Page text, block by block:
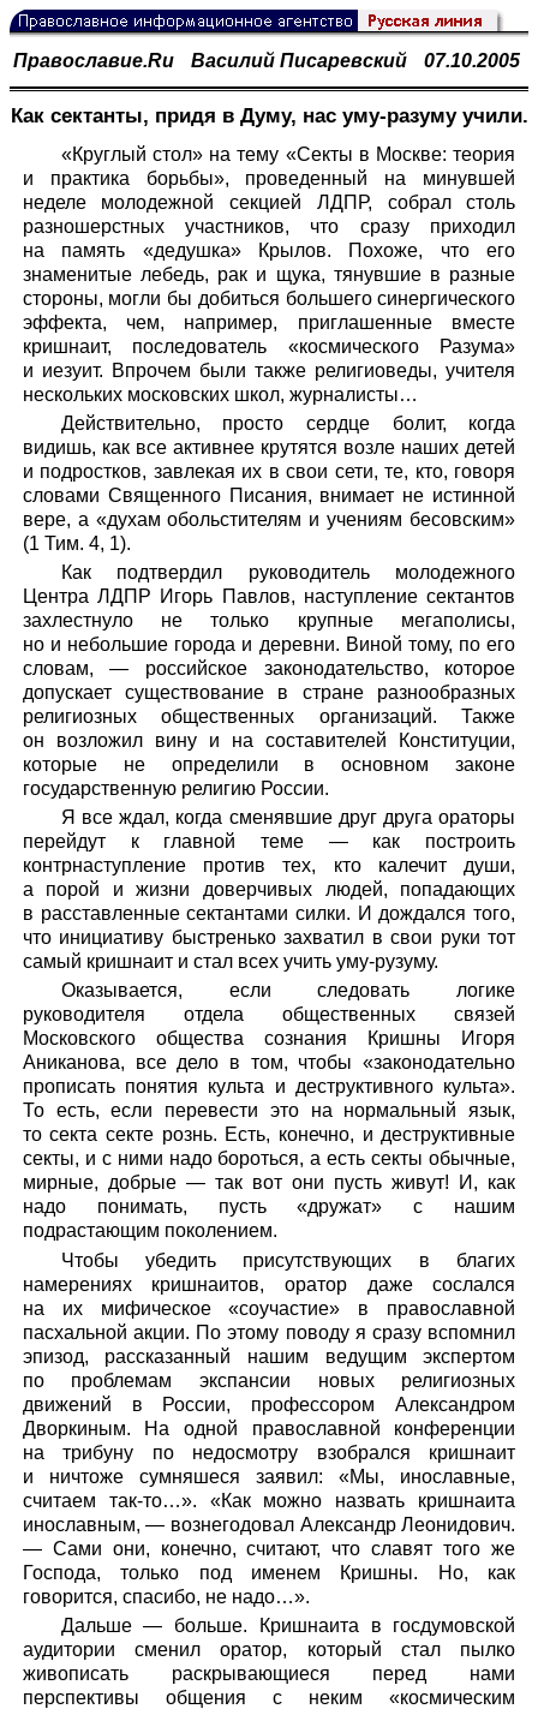
Православие.Ru Василий Писаревский 07.10.2005
Как сектанты, придя в Думу, нас уму-разуму учили.
«Круглый стол» на тему «Секты в Москве: теория
и практика борьбы», проведенный на минувшей
неделе молодежной секцией ЛДПР, собрал столь
разношерстных участников, что сразу приходил
на память «дедушка» Крылов. Похоже, что его
знаменитые лебедь, рак и щука, тянувшие в разные
стороны, могли бы добиться большего синергического
эффекта, чем, например, приглашенные вместе
кришнаит, последователь «космического Разума»
и иезуит. Впрочем были также религиоведы, учителя
нескольких московских школ, журналисты…
Действительно, просто сердце болит, когда
видишь, как все активнее крутятся возле наших детей
и подростков, завлекая их в свои сети, те, кто, говоря
словами Священного Писания, внимает не истинной
вере, а «духам обольстителям и учениям бесовским»
(1 Тим. 4, 1).
Как подтвердил руководитель молодежного
Центра ЛДПР Игорь Павлов, наступление сектантов
захлестнуло не только крупные мегаполисы,
но и небольшие города и деревни. Виной тому, по его
словам, — российское законодательство, которое
допускает существование в стране разнообразных
религиозных общественных организаций. Также
он возложил вину и на составителей Конституции,
которые не определили в основном законе
государственную религию России.
Я все ждал, когда сменявшие друг друга ораторы
перейдут к главной теме — как построить
контрнаступление против тех, кто калечит души,
а порой и жизни доверчивых людей, попадающих
в расставленные сектантами силки. И дождался того,
что инициативу быстренько захватил в свои руки тот
самый кришнаит и стал всех учить уму-рузуму.
Оказывается, если следовать логике
руководителя отдела общественных связей
Московского общества сознания Кришны Игоря
Аниканова, все дело в том, чтобы «законодательно
прописать понятия культа и деструктивного культа».
То есть, если перевести это на нормальный язык,
то секта секте рознь. Есть, конечно, и деструктивные
секты, и с ними надо бороться, а есть секты обычные,
мирные, добрые — так вот они пусть живут! И, как
надо понимать, пусть «дружат» с нашим
подрастающим поколением.
Чтобы убедить присутствующих в благих
намерениях кришнаитов, оратор даже сослался
на их мифическое «соучастие» в православной
пасхальной акции. По этому поводу я сразу вспомнил
эпизод, рассказанный нашим ведущим экспертом
по проблемам экспансии новых религиозных
движений в России, профессором Александром
Дворкиным. На одной православной конференции
на трибуну по недосмотру взобрался кришнаит
и ничтоже сумняшеся заявил: «Мы, инославные,
считаем так-то…». «Как можно назвать кришнаита
инославным, — вознегодовал Александр Леонидович.
— Сами они, конечно, считают, что славят того же
Господа, только под именем Кришны. Но, как
говорится, спасибо, не надо…».
Дальше — больше. Кришнаита в госдумовской
аудитории сменил оратор, который стал пылко
живописать раскрывающиеся перед нами
перспективы общения с неким «космическим